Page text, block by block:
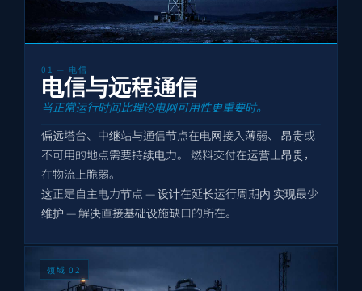
01 — 电信
电信与远程通信
当正常运行时间比理论电网可用性更重要时。
偏远塔台、中继站与通信节点在电网接入薄弱、 昂贵或
不可用的地点需要持续电力。 燃料交付在运营上昂贵，
在物流上脆弱。
这正是自主电力节点 — 设计在延长运行周期内 实现最少
维护 — 解决直接基础设施缺口的所在。
领域 02